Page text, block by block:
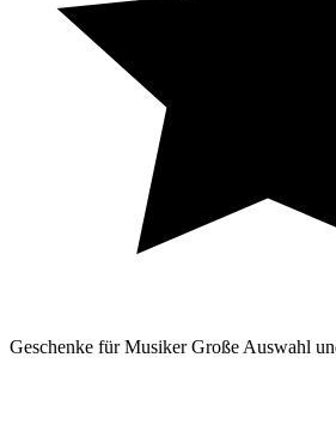
Geschenke für Musiker Große Auswahl